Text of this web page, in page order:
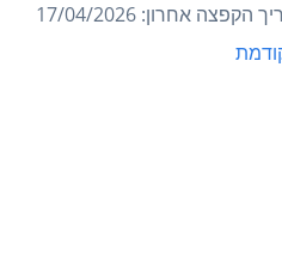
הקפצה אחרון: 17/04/2026